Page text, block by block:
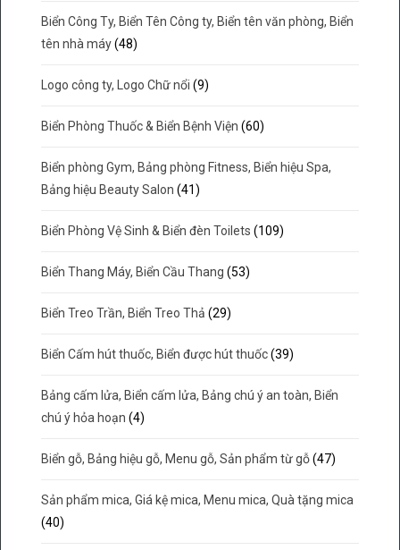
Biển Công Ty, Biển Tên Công ty, Biển tên văn phòng, Biển
tên nhà máy (48)
Logo công ty, Logo Chữ nổi (9)
Biển Phòng Thuốc & Biển Bệnh Viện (60)
Biển phòng Gym, Bảng phòng Fitness, Biển hiệu Spa,
Bảng hiệu Beauty Salon (41)
Biển Phòng Vệ Sinh & Biển đèn Toilets (109)
Biển Thang Máy, Biển Cầu Thang (53)
Biển Treo Trần, Biển Treo Thả (29)
Biển Cấm hút thuốc, Biển được hút thuốc (39)
Bảng cấm lửa, Biển cấm lửa, Bảng chú ý an toàn, Biển
chú ý hỏa hoạn (4)
Biển gỗ, Bảng hiệu gỗ, Menu gỗ, Sản phẩm từ gỗ (47)
Sản phẩm mica, Giá kệ mica, Menu mica, Quà tặng mica
(40)